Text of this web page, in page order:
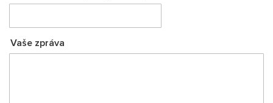
Vaše zpráva